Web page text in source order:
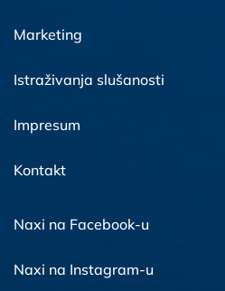
Marketing
Istraživanja slušanosti
Impresum
Kontakt
Naxi na Facebook-u
Naxi na Instagram-u